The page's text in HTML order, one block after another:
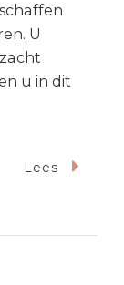
U
u in dit
Lees